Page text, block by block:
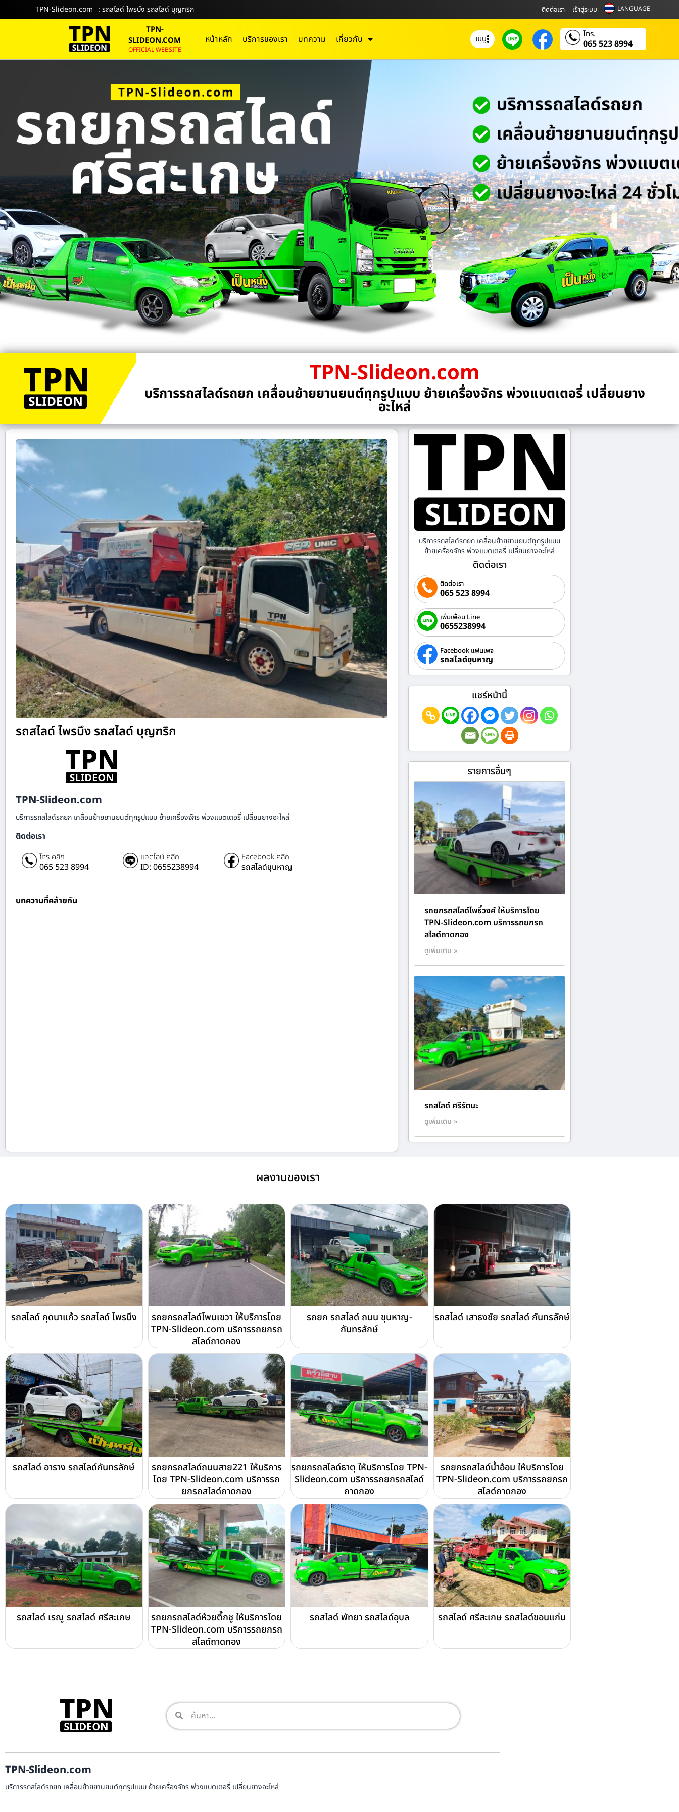
TPN-Slideon.com : รถสไลด์ ไพรบึง รถสไลด์ บุญฑริก ติดต่อเรา เข้าสู่ระบบ LANGUAGE
TPN-
SLIDEON.COM
OFFICIAL WEBSITE
หน้าหลัก บริการของเรา บทความ เกี่ยวกับ เมนู โทร.
065 523 8994
TPN-Slideon.com
บริการรถสไลด์รถยก เคลื่อนย้ายยานยนต์ทุกรูปแบบ ย้ายเครื่องจักร พ่วงแบตเตอรี่ เปลี่ยนยาง
อะไหล่
รถสไลด์ ไพรบึง รถสไลด์ บุญฑริก
TPN-Slideon.com
บริการรถสไลด์รถยก เคลื่อนย้ายยานยนต์ทุกรูปแบบ ย้ายเครื่องจักร พ่วงแบตเตอรี่ เปลี่ยนยางอะไหล่
ติดต่อเรา
โทร คลิก
065 523 8994
แอดไลน์ คลิก
ID: 0655238994
Facebook คลิก
รถสไลด์ขุนหาญ
บทความที่คล้ายกัน
บริการรถสไลด์รถยก เคลื่อนย้ายยานยนต์ทุกรูปแบบ
ย้ายเครื่องจักร พ่วงแบตเตอรี่ เปลี่ยนยางอะไหล่
ติดต่อเรา
ติดต่อเรา
065 523 8994
เพิ่มเพื่อน Line
0655238994
Facebook แฟนเพจ
รถสไลด์ขุนหาญ
แชร์หน้านี้
รายการอื่นๆ
รถยกรถสไลด์โพธิ์วงศ์ ให้บริการโดย
TPN-Slideon.com บริการรถยกรถ
สไลด์ถาดกอง
ดูเพิ่มเติม »
รถสไลด์ ศรีรัตนะ
ดูเพิ่มเติม »
ผลงานของเรา
รถสไลด์ กุดนาแก้ว รถสไลด์ ไพรบึง
รถยกรถสไลด์โพนเขวา ให้บริการโดย
TPN-Slideon.com บริการรถยกรถ
สไลด์ถาดกอง
รถยก รถสไลด์ ถนน ขุนหาญ-
กันทรลักษ์
รถสไลด์ เสาธงชัย รถสไลด์ กันทรลักษ์
รถสไลด์ อาราง รถสไลด์กันทรลักษ์
รถยกรถสไลด์ถนนสาย221 ให้บริการ
โดย TPN-Slideon.com บริการรถ
ยกรถสไลด์ถาดกอง
รถยกรถสไลด์ธาตุ ให้บริการโดย TPN-
Slideon.com บริการรถยกรถสไลด์
ถาดกอง
รถยกรถสไลด์น้ำอ้อม ให้บริการโดย
TPN-Slideon.com บริการรถยกรถ
สไลด์ถาดกอง
รถสไลด์ เรณู รถสไลด์ ศรีสะเกษ
รถยกรถสไลด์ห้วยตึ๊กชู ให้บริการโดย
TPN-Slideon.com บริการรถยกรถ
สไลด์ถาดกอง
รถสไลด์ พัทยา รถสไลด์อุบล รถสไลด์ ศรีสะเกษ รถสไลด์ขอนแก่น
TPN-Slideon.com
บริการรถสไลด์รถยก เคลื่อนย้ายยานยนต์ทุกรูปแบบ ย้ายเครื่องจักร พ่วงแบตเตอรี่ เปลี่ยนยางอะไหล่